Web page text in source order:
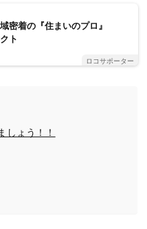
密着の『住まいのプロ』
ト
ロコサポーター
しょう！！